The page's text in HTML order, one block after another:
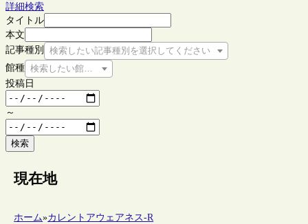
詳細検索
タイトル
本文
記事種別
検索したい記事種別を選択してください
館種 検索したい館種を選択してください
投稿日
～
検索
現在地
ホーム»カレントアウェアネス-R